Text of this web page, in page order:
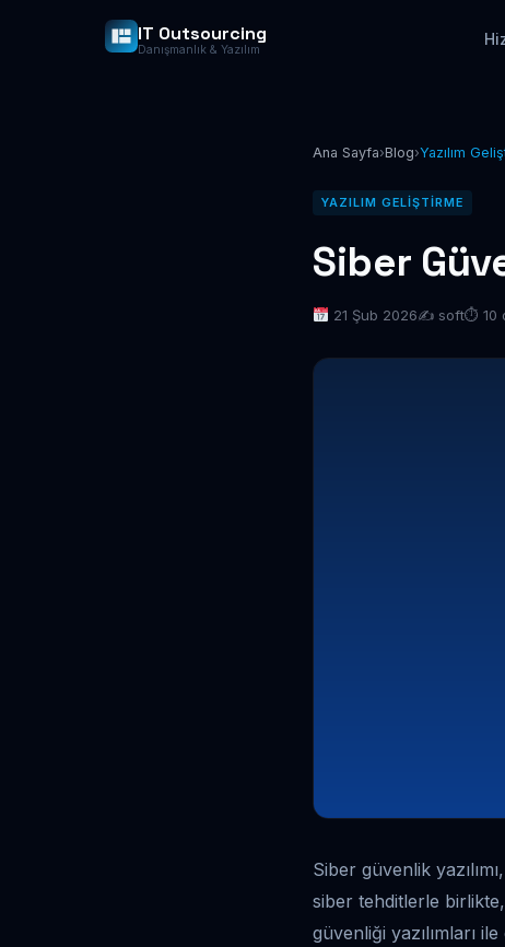
IT Outsourcing
Danışmanlık & Yazılım
Ana Sayfa›Blog›Yazılım
YAZILIM GELIŞTIRME
Siber
21 Şub 2026✍️ soft⏱ 10
Siber güvenlik
siber tehditlerle
güvenliği yazılımları